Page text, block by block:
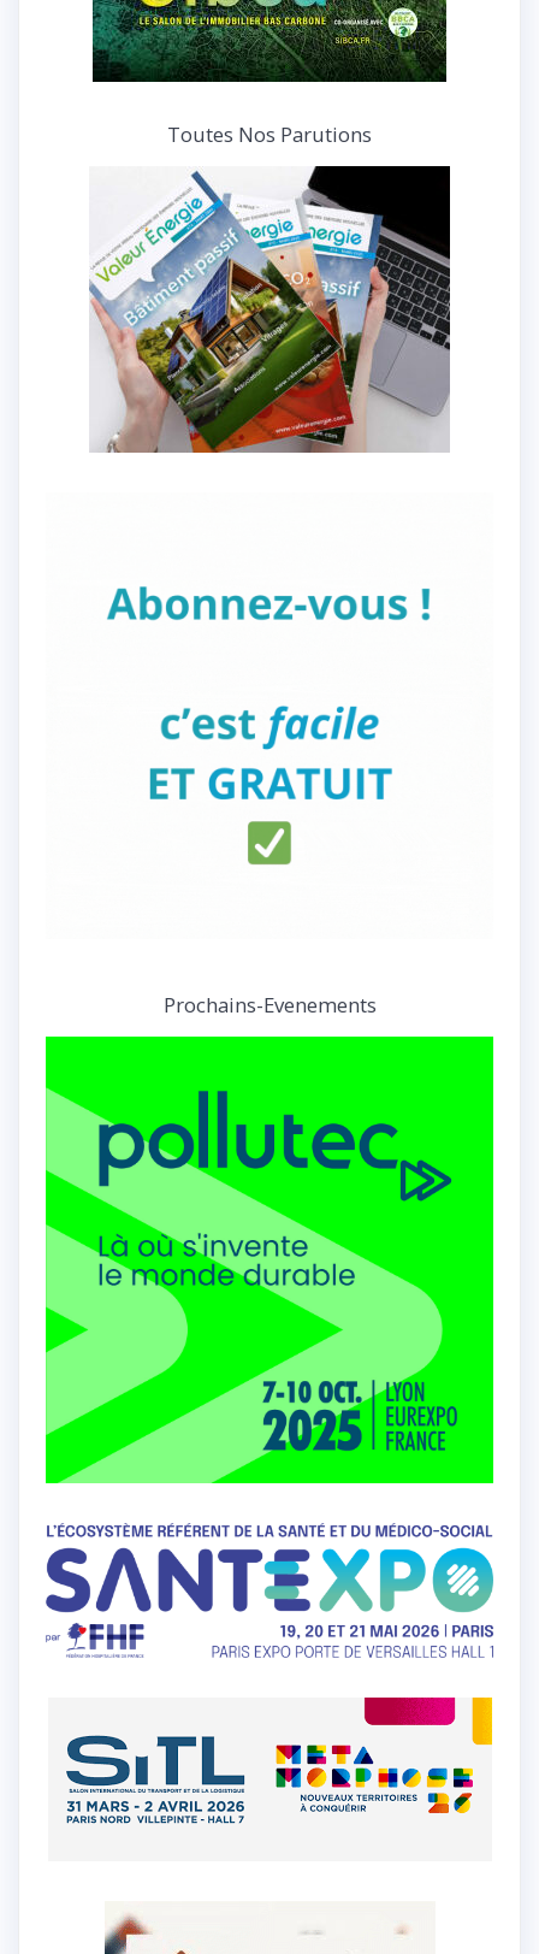
Toutes Nos Parutions
Prochains-Evenements